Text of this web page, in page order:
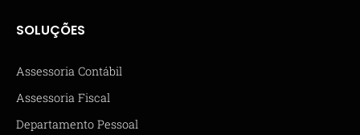
SOLUÇÕES
Assessoria Contábil
Assessoria Fiscal
Departamento Pessoal